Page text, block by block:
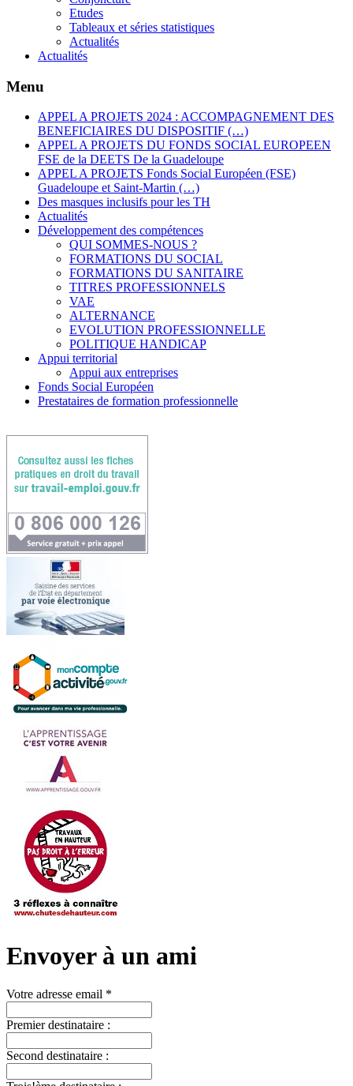
Etudes
Tableaux et séries statistiques
Actualités
Actualités
Menu
APPEL A PROJETS 2024 : ACCOMPAGNEMENT DES
BENEFICIAIRES DU DISPOSITIF (…)
APPEL A PROJETS DU FONDS SOCIAL EUROPEEN
FSE de la DEETS De la Guadeloupe
APPEL A PROJETS Fonds Social Européen (FSE)
Guadeloupe et Saint-Martin (…)
Des masques inclusifs pour les TH
Actualités
Développement des compétences
QUI SOMMES-NOUS ?
FORMATIONS DU SOCIAL
FORMATIONS DU SANITAIRE
TITRES PROFESSIONNELS
VAE
ALTERNANCE
EVOLUTION PROFESSIONNELLE
POLITIQUE HANDICAP
Appui territorial
Appui aux entreprises
Fonds Social Européen
Prestataires de formation professionnelle
Envoyer à un ami
Votre adresse email *
Premier destinataire :
Second destinataire :